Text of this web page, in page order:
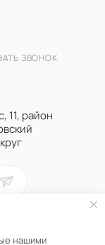
ЗВОНОК
11, район
нашими